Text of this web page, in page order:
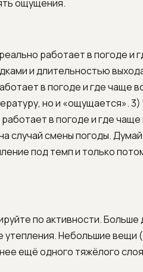
ощущения.
работает в погоде и
и длительностью
в погоде и где чаще
но и «ощущается». 3)
в погоде и где чаще
случай смены погоды.
под темп и только
по активности. Больше
Небольшие вещи
ещё одного тяжёлого